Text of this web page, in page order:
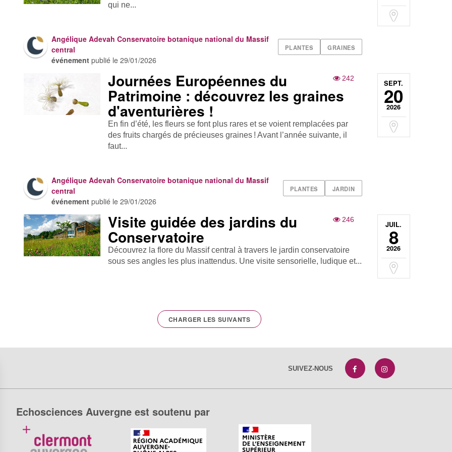
qui ne...
PLANTES GRAINES
Angélique Adevah Conservatoire botanique national du Massif
central
événement publié le29/01/2026
SEPT.
20
2026
242
Journées Européennes du
Patrimoine : découvrez les graines
d'aventurières !
En fin d’été, les fleurs se font plus rares et se voient remplacées par
des fruits chargés de précieuses graines ! Avant l’année suivante, il
faut...
PLANTES JARDIN
Angélique Adevah Conservatoire botanique national du Massif
central
événement publié le29/01/2026
JUIL.
8
2026
246
Visite guidée des jardins du
Conservatoire
Découvrez la flore du Massif central à travers le jardin conservatoire
sous ses angles les plus inattendus. Une visite sensorielle, ludique et...
CHARGER LES SUIVANTS
SUIVEZ-NOUS
Echosciences Auvergne est soutenu par